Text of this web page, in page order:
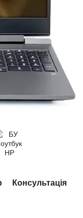
Консультація